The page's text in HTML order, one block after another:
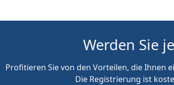
Werden Sie
Profitieren Sie von den Vorteilen, die Ihnen
Die Registrierung ist